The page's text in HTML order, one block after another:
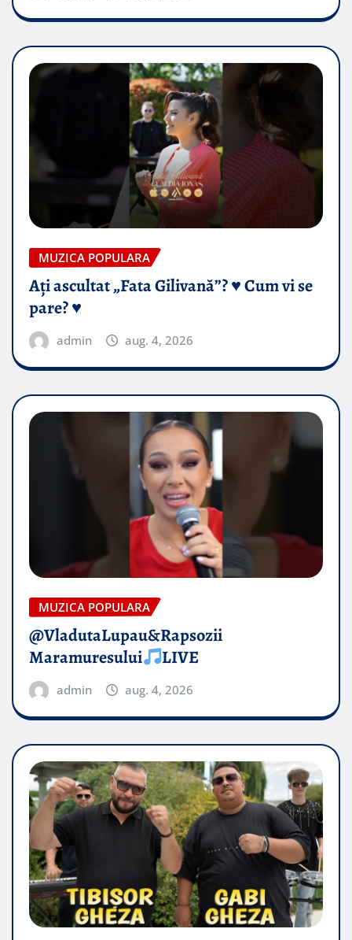
MUZICA POPULARA
Ați ascultat „Fata Gilivană”? ♥️ Cum vi se
pare? ♥️
admin aug. 4, 2026
MUZICA POPULARA
@VladutaLupau&Rapsozii
Maramuresului
LIVE
admin aug. 4, 2026